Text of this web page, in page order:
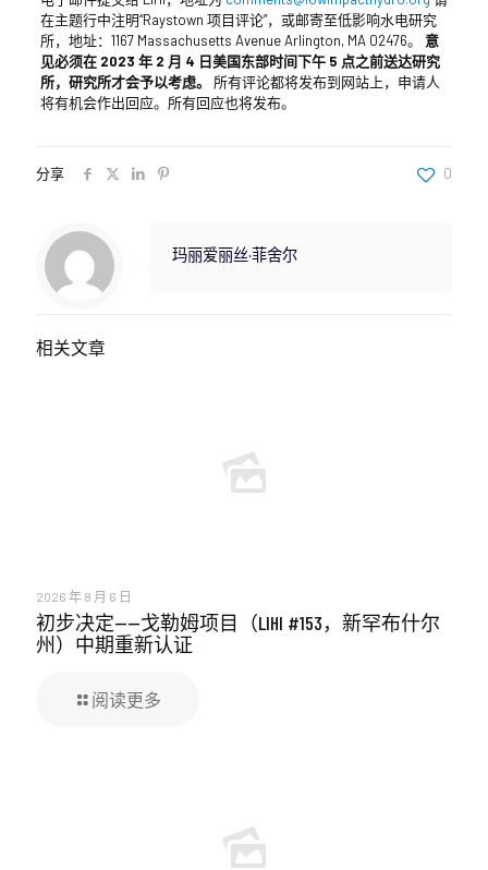
在主题行中注明“Raystown 项目评论”，或邮寄至低影响水电研究
所，地址：1167 Massachusetts Avenue Arlington, MA 02476。 意
见必须在 2023 年 2 月 4 日美国东部时间下午 5 点之前送达研究
所，研究所才会予以考虑。
所有评论都将发布到网站上，申请人
将有机会作出回应。所有回应也将发布。
分享 0
玛丽爱丽丝·菲舍尔
相关文章
2026 年 8 月 6 日
初步决定——戈勒姆项目（LIHI #153，新罕布什尔
州）中期重新认证
阅读更多